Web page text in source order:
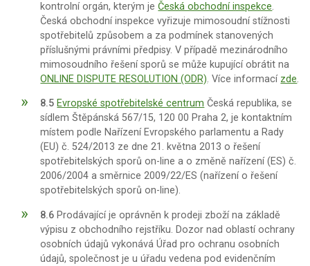
kontrolní orgán, kterým jeČeská obchodní inspekce.
Česká obchodní inspekce vyřizuje mimosoudní stížnosti
spotřebitelů způsobem a za podmínek stanovených
příslušnými právními předpisy. V případě mezinárodního
mimosoudního řešení sporů se může kupující obrátit na
ONLINE DISPUTE RESOLUTION (ODR). Více informací zde.
8.5 Evropské spotřebitelské centrum Česká republika, se
sídlem Štěpánská 567/15, 120 00 Praha 2, je kontaktním
místem podle Nařízení Evropského parlamentu a Rady
(EU) č. 524/2013 ze dne 21. května 2013 o řešení
spotřebitelských sporů on-line a o změně nařízení (ES) č.
2006/2004 a směrnice 2009/22/ES (nařízení o řešení
spotřebitelských sporů on-line).
8.6 Prodávající je oprávněn k prodeji zboží na základě
výpisu z obchodního rejstříku. Dozor nad oblastí ochrany
osobních údajů vykonává Úřad pro ochranu osobních
údajů, společnost je u úřadu vedena pod evidenčním